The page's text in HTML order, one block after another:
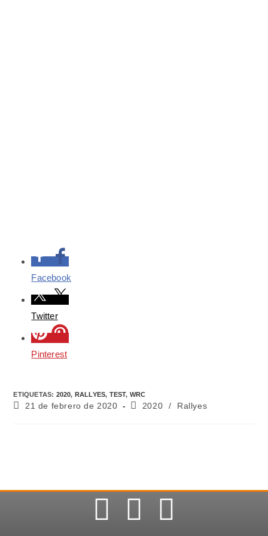
Facebook
Twitter
Pinterest
ETIQUETAS: 2020, RALLYES, TEST, WRC
21 de febrero de 2020 2020 / Rallyes